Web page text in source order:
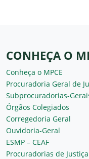
CONHEÇA O
Conheça o MPCE
Procuradoria Geral de
Subprocuradorias-
Órgãos Colegiados
Corregedoria Geral
Ouvidoria-Geral
ESMP – CEAF
Procuradorias de Justiça